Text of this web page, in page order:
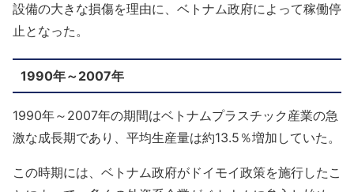
設備の大きな損傷を理由に、ベトナム政府によって稼働停
止となった。
1990年～2007年
1990年～2007年の期間はベトナムプラスチック産業の急
激な成長期であり、平均生産量は約13.5％増加していた。
この時期には、ベトナム政府がドイモイ政策を施行したこ